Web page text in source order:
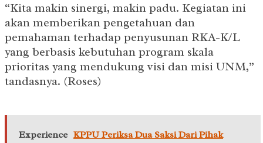
“Kita makin sinergi, makin padu. Kegiatan ini
akan memberikan pengetahuan dan
pemahaman terhadap penyusunan RKA-K/L
yang berbasis kebutuhan program skala
prioritas yang mendukung visi dan misi UNM,”
tandasnya. (Roses)
Experience KPPU Periksa Dua Saksi Dari Pihak